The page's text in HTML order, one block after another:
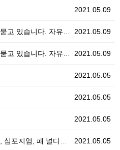
2021.05.09
2021.05.09
습니다. 자유게시판…
2021.05.09
습니다. 자유게시판…
2021.05.05
2021.05.05
2021.05.05
2021.05.05
포지엄, 패 널디스…